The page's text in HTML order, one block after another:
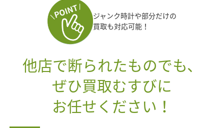
ジャンク時計や部分だけの
買取も対応可能！
他店で断られたものでも、
ぜひ買取むすびに
お任せください！